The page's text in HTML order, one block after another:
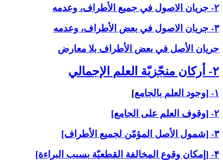
۲- جريان الاصول في جميع الأطراف، وعدمه
۳- جريان الاصول في بعض الأطراف، وعدمه
جريان الأصل في بعض الأطراف بلا معارض
۲- أركان منجّزيّة العلم الإجمالي‏
۱- [وجود العلم بالجامع
]
۲- [وقوف العلم على الجامع]
۳- [شمول الأصل المؤمّن لجميع الأطراف]
۴- [إمكان وقوع المخالفة القطعيّة بسبب البراءة]